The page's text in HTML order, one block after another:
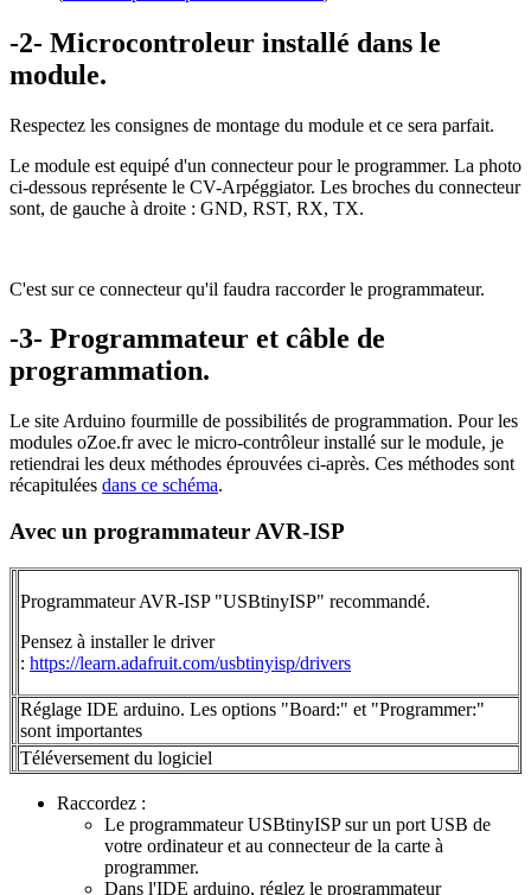
-2- Microcontroleur installé dans le
module.
Respectez les consignes de montage du module et ce sera parfait.
Le module est equipé d'un connecteur pour le programmer. La photo
ci-dessous représente le CV-Arpéggiator. Les broches du connecteur
sont, de gauche à droite : GND, RST, RX, TX.
C'est sur ce connecteur qu'il faudra raccorder le programmateur.
-3- Programmateur et câble de
programmation.
Le site Arduino fourmille de possibilités de programmation. Pour les
modules oZoe.fr avec le micro-contrôleur installé sur le module, je
retiendrai les deux méthodes éprouvées ci-après. Ces méthodes sont
récapitulées dans ce schéma.
Avec un programmateur AVR-ISP
Programmateur AVR-ISP "USBtinyISP" recommandé.
Pensez à installer le driver
: https://learn.adafruit.com/usbtinyisp/drivers
Réglage IDE arduino. Les options "Board:" et "Programmer:"
sont importantes
Téléversement du logiciel
Raccordez :
Le programmateur USBtinyISP sur un port USB de
votre ordinateur et au connecteur de la carte à
programmer.
Dans l'IDE arduino, réglez le programmateur